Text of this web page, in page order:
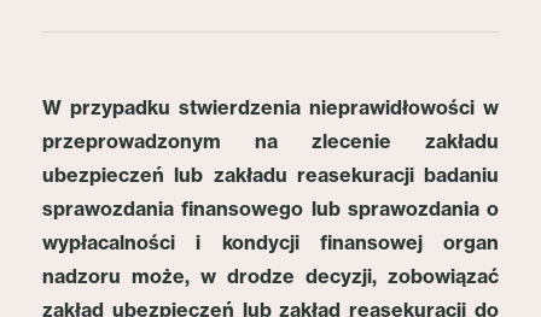
W przypadku stwierdzenia nieprawidłowości w
przeprowadzonym na zlecenie zakładu
ubezpieczeń lub zakładu reasekuracji badaniu
sprawozdania finansowego lub sprawozdania o
wypłacalności i kondycji finansowej organ
nadzoru może, w drodze decyzji, zobowiązać
zakład ubezpieczeń lub zakład reasekuracji do